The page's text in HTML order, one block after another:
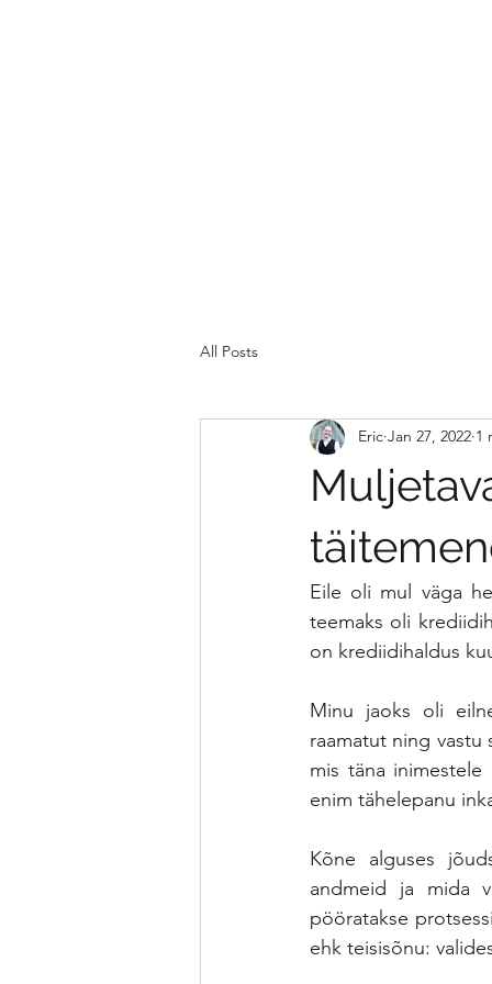
All Posts
Eric Jan 27, 2022 1
Eile oli mul väga
teemaks oli
on krediidihaldus
Minu jaoks oli
raamatut ning vastu
mis täna
enim tähelepanu
Kõne alguses
andmeid ja mida
pööratakse
ehk teisisõnu: